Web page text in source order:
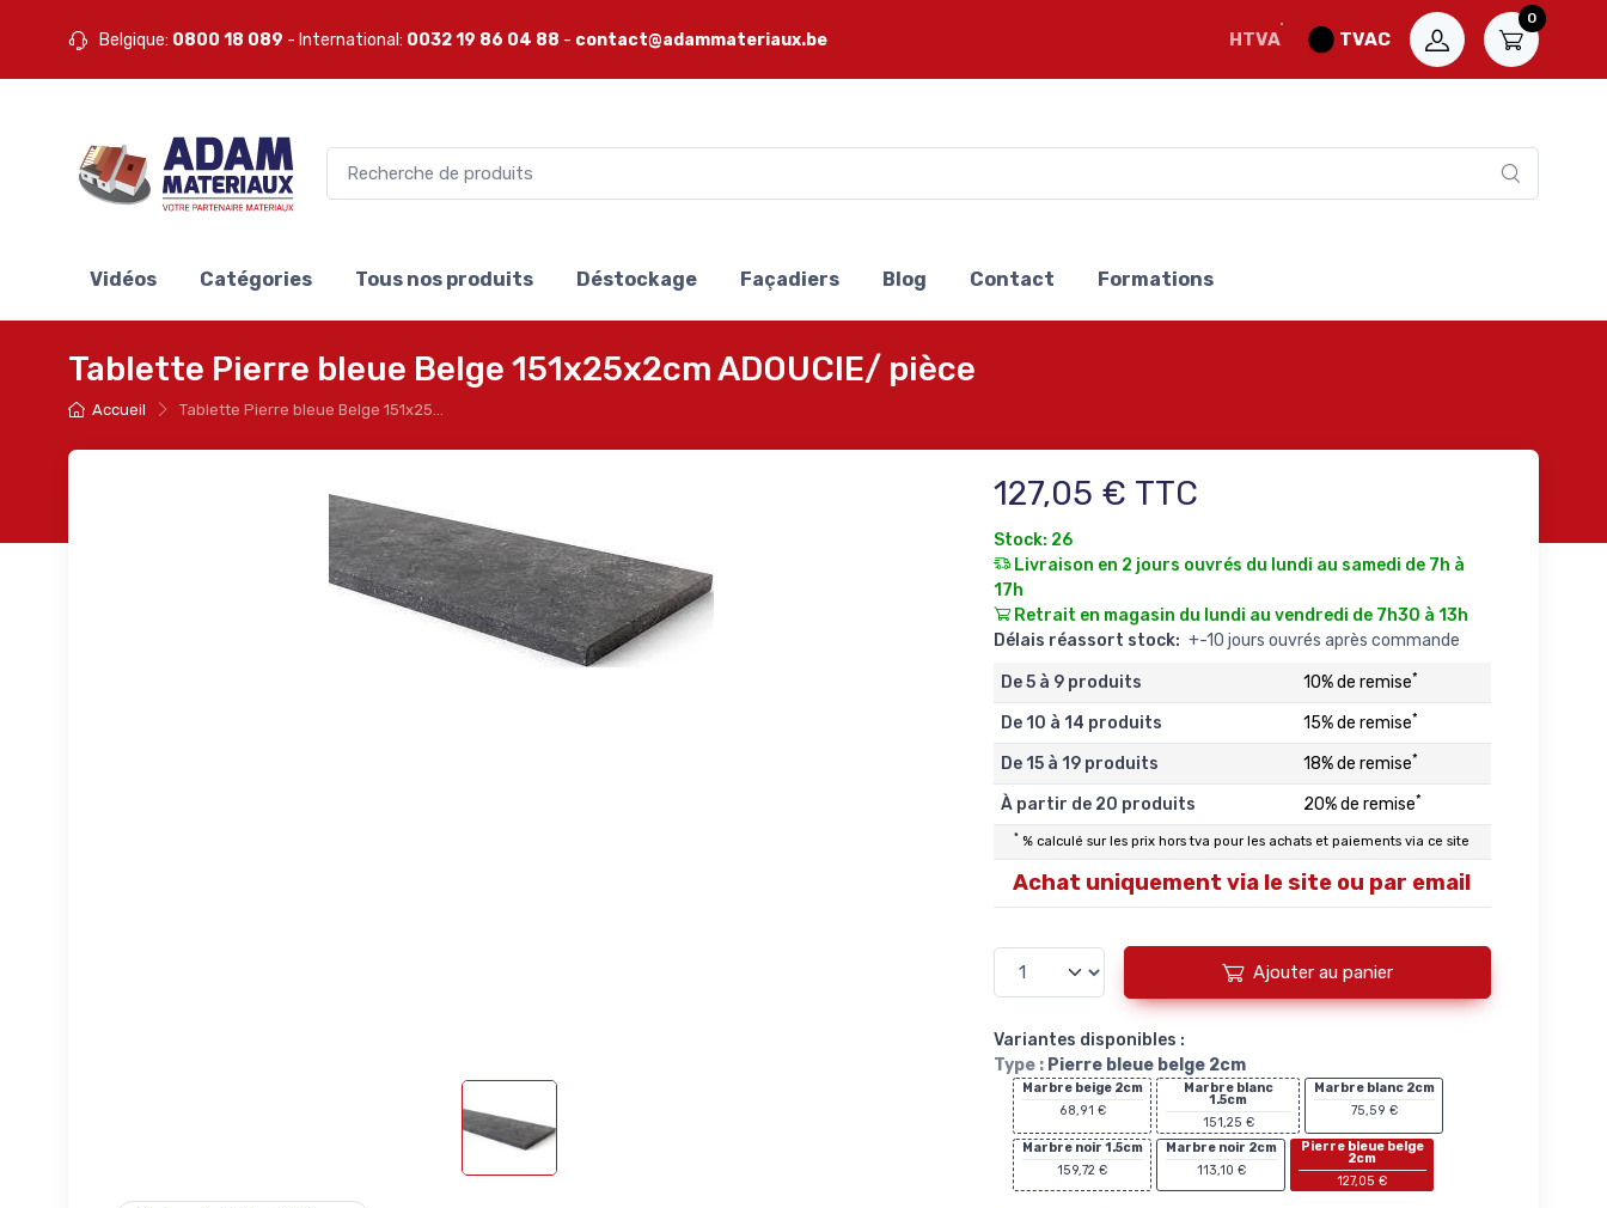
Belgique: 0800 18 089 - International: 0032 19 86 04 88 - contact@adammateriaux.be HTVA TVAC
0
Vidéos Catégories Tous nos produits Déstockage Façadiers Blog Contact Formations
Tablette Pierre bleue Belge 151x25x2cm ADOUCIE/ pièce
Accueil Tablette Pierre bleue Belge 151x25...
127,05 € TTC
Stock: 26
Livraison en 2 jours ouvrés du lundi au samedi de 7h à
17h
Retrait en magasin du lundi au vendredi de 7h30 à 13h
Délais réassort stock: +-10 jours ouvrés après commande
De 5 à 9 produits 10% de remise*
De 10 à 14 produits 15% de remise*
De 15 à 19 produits 18% de remise*
À partir de 20 produits 20% de remise*
* % calculé sur les prix hors tva pour les achats et paiements via ce site
Achat uniquement via le site ou par email
Ajouter au panier
Variantes disponibles :
Type : Pierre bleue belge 2cm
Marbre beige 2cm
68,91 €
Marbre blanc
1.5cm
151,25 €
Marbre blanc 2cm
75,59 €
Marbre noir 1.5cm
159,72 €
Marbre noir 2cm
113,10 €
Pierre bleue belge
2cm
127,05 €